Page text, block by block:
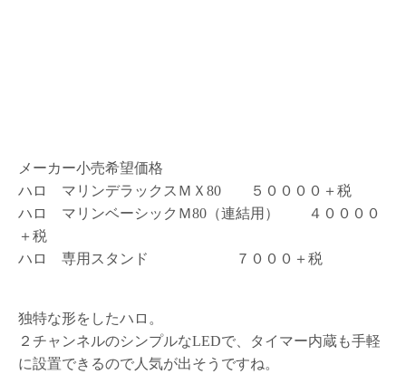
メーカー小売希望価格
ハロ マリンデラックスＭＸ80 ５００００＋税
ハロ マリンベーシックＭ80（連結用） ４００００
＋税
ハロ 専用スタンド ７０００＋税
独特な形をしたハロ。
２チャンネルのシンプルなLEDで、タイマー内蔵も手軽
に設置できるので人気が出そうですね。